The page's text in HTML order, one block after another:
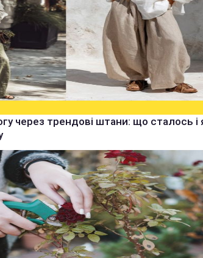
через трендові штани: що сталось і